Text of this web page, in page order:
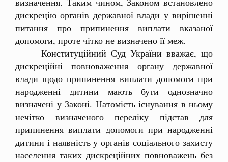
дискрецію органів державної влади у вирішенні
питання про припинення виплати вказаної
допомоги, проте чітко не визначено її меж.
Конституційний Суд України вважає, що
дискреційні повноваження органу державної
влади щодо припинення виплати допомоги при
народженні дитини мають бути однозначно
визначені у Законі. Натомість існування в ньому
нечітко визначеного переліку підстав для
припинення виплати допомоги при народженні
дитини і наявність у органів соціального захисту
населення таких дискреційних повноважень без